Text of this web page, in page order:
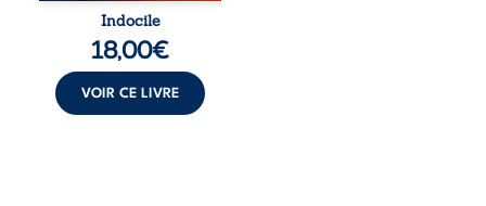
traversée. Une
langue nue. Une
insurrection
calme. Une
déclaration
d’existence pour ...
Indocile
18,00€
VOIR CE LIVRE